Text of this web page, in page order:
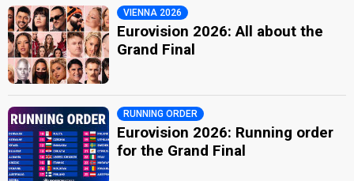
VIENNA 2026
Eurovision 2026: All about the
Grand Final
RUNNING ORDER
Eurovision 2026: Running order
for the Grand Final